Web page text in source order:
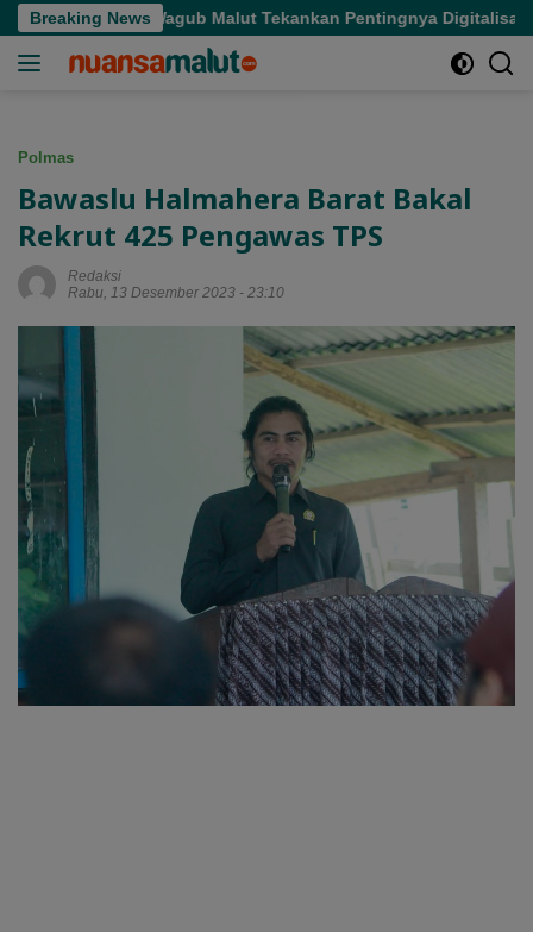
Langsung
ke
Breaking News
Sasaran, Wagub Malut Tekankan Pentingnya Digitalisasi
Polmas
Bawaslu Halmahera Barat Bakal
Rekrut 425 Pengawas TPS
Redaksi
Rabu, 13 Desember 2023 - 23:10